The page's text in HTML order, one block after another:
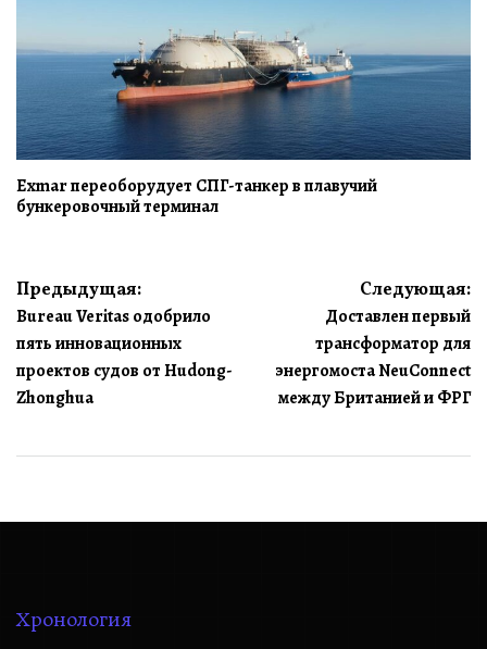
Exmar переоборудует СПГ-танкер в плавучий
бункеровочный терминал
Навигация
по
записям
Предыдущая:
Bureau Veritas одобрило
пять инновационных
проектов судов от Hudong-
Zhonghua
Следующая:
Доставлен первый
трансформатор для
энергомоста NeuConnect
между Британией и ФРГ
Хронология